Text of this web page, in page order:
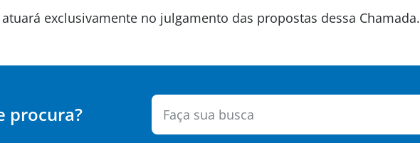
atuará exclusivamente no julgamento das propostas dessa Chamada.
procura?